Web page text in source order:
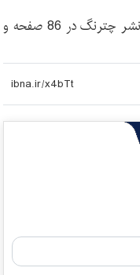
«مهتاب» نوشته اسماعیل کاداره با ترجمه محمود گودرزی در نشر چترنگ در 86 صفحه و